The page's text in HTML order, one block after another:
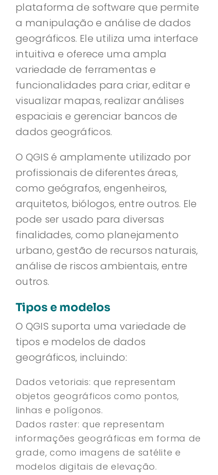
plataforma de software que permite
a manipulação e análise de dados
geográficos. Ele utiliza uma interface
intuitiva e oferece uma ampla
variedade de ferramentas e
funcionalidades para criar, editar e
visualizar mapas, realizar análises
espaciais e gerenciar bancos de
dados geográficos.
O QGIS é amplamente utilizado por
profissionais de diferentes áreas,
como geógrafos, engenheiros,
arquitetos, biólogos, entre outros. Ele
pode ser usado para diversas
finalidades, como planejamento
urbano, gestão de recursos naturais,
análise de riscos ambientais, entre
outros.
Tipos e modelos
O QGIS suporta uma variedade de
tipos e modelos de dados
geográficos, incluindo:
Dados vetoriais: que representam
objetos geográficos como pontos,
linhas e polígonos.
Dados raster: que representam
informações geográficas em forma de
grade, como imagens de satélite e
modelos digitais de elevação.